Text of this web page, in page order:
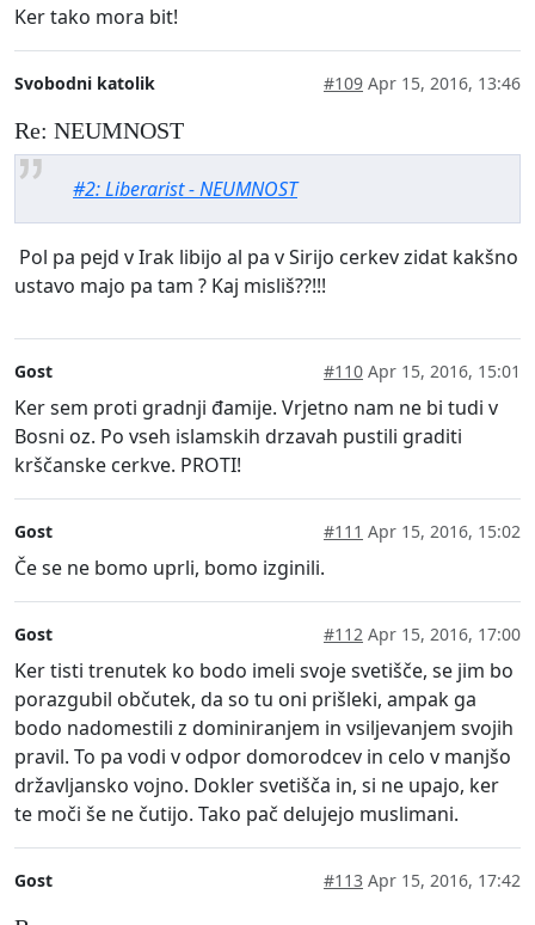
Ker tako mora bit!
Svobodni katolik #109 Apr 15, 2016, 13:46
Re: NEUMNOST
#2: Liberarist - NEUMNOST
Pol pa pejd v Irak libijo al pa v Sirijo cerkev zidat kakšno
ustavo majo pa tam ? Kaj misliš??!!!
Gost #110 Apr 15, 2016, 15:01
Ker sem proti gradnji đamije. Vrjetno nam ne bi tudi v
Bosni oz. Po vseh islamskih drzavah pustili graditi
krščanske cerkve. PROTI!
Gost #111 Apr 15, 2016, 15:02
Če se ne bomo uprli, bomo izginili.
Gost #112 Apr 15, 2016, 17:00
Ker tisti trenutek ko bodo imeli svoje svetišče, se jim bo
porazgubil občutek, da so tu oni prišleki, ampak ga
bodo nadomestili z dominiranjem in vsiljevanjem svojih
pravil. To pa vodi v odpor domorodcev in celo v manjšo
državljansko vojno. Dokler svetišča in, si ne upajo, ker
te moči še ne čutijo. Tako pač delujejo muslimani.
Gost #113 Apr 15, 2016, 17:42